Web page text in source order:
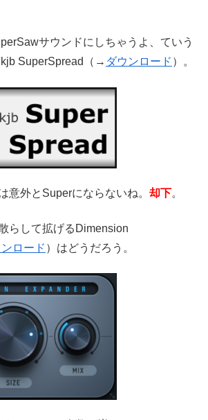
サウンドにしちゃうよ、ていう
SuperSpread（→ ダウンロード ）。
意外とSuperにならないね。 却下。
らして拡げるDimension
ロード ）はどうだろう。